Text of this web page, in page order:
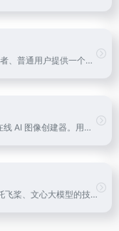
爱作画（AIZH）致力于为艺术家、创作者、普通用户提供一个开放的AI艺术创作平台，利用AI技术，为艺术创作提供更多可能。
Playground AI 是国外一个免费使用的在线 AI 图像创建器。用它来创作艺术、社交媒体帖子、演示文稿、海报、视频、徽标等。
文心一格，AI艺术和创意辅助平台，依托飞桨、文心大模型的技术创新推出的“AI作画”产品，可轻松驾驭多种风格，人人皆可“一语成画”